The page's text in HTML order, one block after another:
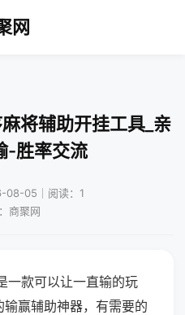
网
将辅助开挂工具_亲
-胜率交流
08-05｜阅读：1
商聚网
一款可以让一直输的玩
输赢辅助神器，有需要的